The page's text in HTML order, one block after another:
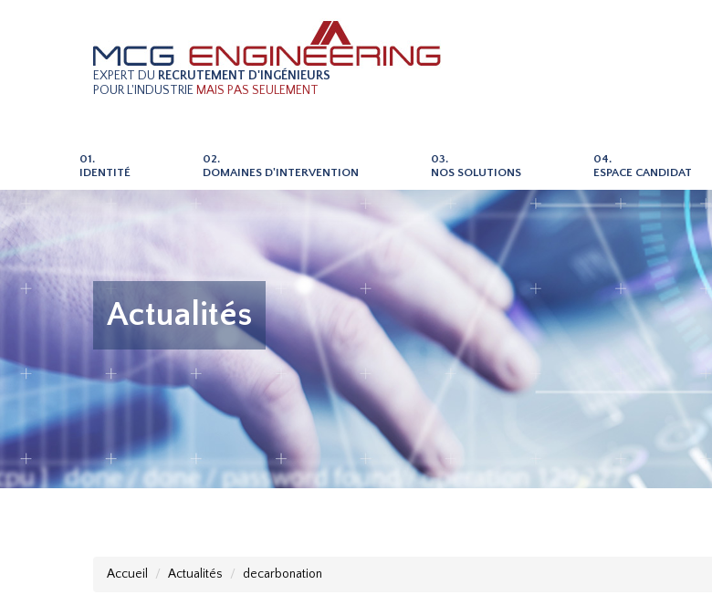
EXPERT DU RECRUTEMENT D'INGÉNIEURS
POUR L'INDUSTRIE MAIS PAS SEULEMENT
01.
IDENTITÉ
02.
DOMAINES D'INTERVENTION
03.
NOS SOLUTIONS
04.
ESPACE CANDIDAT
Actualités
Accueil Actualités decarbonation